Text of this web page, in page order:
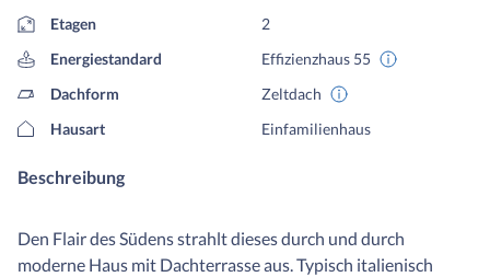
Etagen
2
Energiestandard
Effizienzhaus 55
Dachform
Zeltdach
Hausart
Einfamilienhaus
Beschreibung
Den Flair des Südens strahlt dieses durch und durch
moderne Haus mit Dachterrasse aus. Typisch italienisch